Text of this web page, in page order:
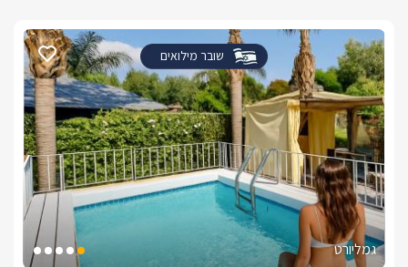
שובר מילואים
גמליורט